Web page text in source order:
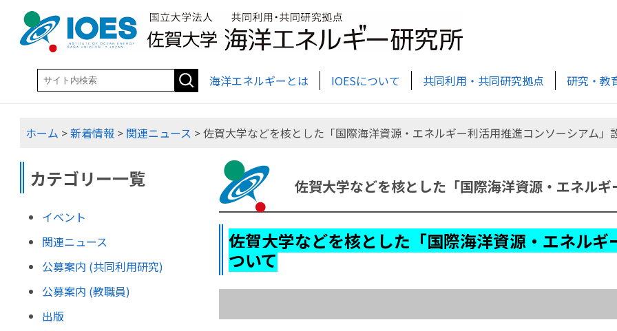
海洋エネルギーとは IOESについて 共同利用・共同研究拠点 研究・教
ホーム >新着情報 > 関連ニュース > 佐賀大学などを核とした「国際海洋資源・エネルギー利活用推進コンソーシアム」
カテゴリー一覧
イベント
関連ニュース
公募案内 (共同利用研究)
公募案内 (教職員)
出版
佐賀大学などを核とした「国際海洋資源・エネル
佐賀大学などを核とした「国際海洋資源・エネル
ついて